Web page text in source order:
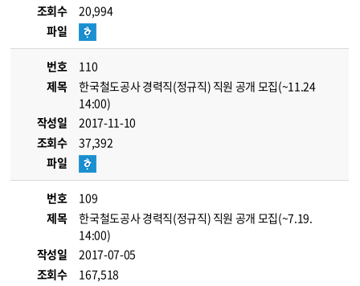
조회수
20,994
파일
번호
110
제목
한국철도공사 경력직(정규직) 직원 공개 모집(~11.24
14:00)
작성일
2017-11-10
조회수
37,392
파일
번호
109
제목
한국철도공사 경력직(정규직) 직원 공개 모집(~7.19.
14:00)
작성일
2017-07-05
조회수
167,518